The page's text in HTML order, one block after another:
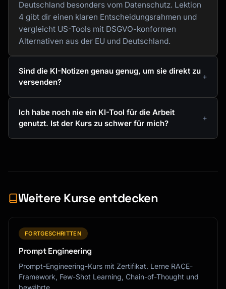
Deutschland besonders vom Datenschutz. Lektion
4 gibt dir einen klaren Entscheidungsrahmen und
vergleicht US-Tools mit DSGVO-konformen
Alternativen aus der EU und Deutschland.
Sind die KI-Notizen genau genug, um sie direkt zu
versenden?
Ich habe noch nie ein KI-Tool für die Arbeit
genutzt. Ist der Kurs zu schwer für mich?
Weitere Kurse entdecken
FORTGESCHRITTEN
Prompt Engineering
Prompt-Engineering-Kurs mit Zertifikat. Lerne RACE-
Framework, Few-Shot Learning, Chain-of-Thought und